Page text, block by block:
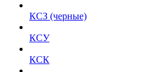
КСЗ (черные)
КСУ
КСК